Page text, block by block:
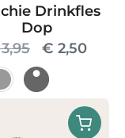
Drinkfles
Dop
prijs
was:
€ 3,95.
€ 2,50
€
product